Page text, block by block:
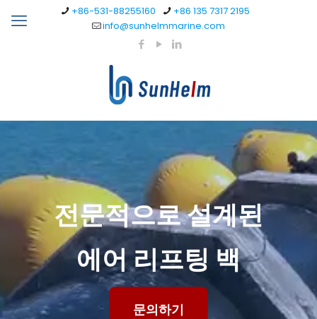
+86-531-88255160
+86 135 7317 2195
info@sunhelmmarine.com
전문적으로 설계된
에어 리프팅 백
문의하기